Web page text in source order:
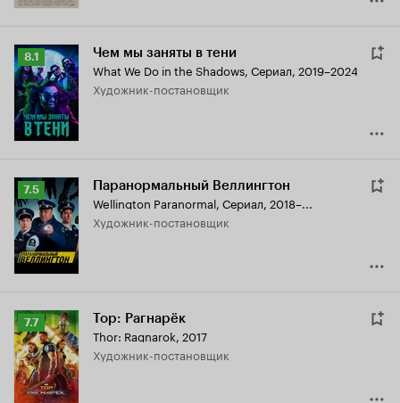
Рейтинг
Кинопоиска
8.1
8.1 Чем мы заняты в тени
What We Do in the Shadows, Сериал, 2019–2024
Художник-постановщик
Рейтинг
Кинопоиска
7.5
7.5 Паранормальный Веллингтон
Wellington Paranormal, Сериал, 2018–...
Художник-постановщик
Рейтинг
Кинопоиска
7.7
7.7 Тор: Рагнарёк
Thor: Ragnarok, 2017
Художник-постановщик